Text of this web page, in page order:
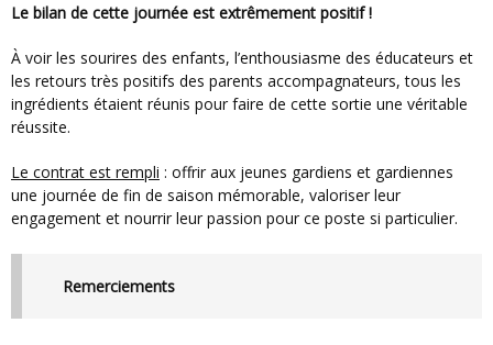
Le bilan de cette journée est extrêmement positif !
À voir les sourires des enfants, l’enthousiasme des éducateurs et
les retours très positifs des parents accompagnateurs, tous les
ingrédients étaient réunis pour faire de cette sortie une véritable
réussite.
Le contrat est rempli : offrir aux jeunes gardiens et gardiennes
une journée de fin de saison mémorable, valoriser leur
engagement et nourrir leur passion pour ce poste si particulier.
Remerciements